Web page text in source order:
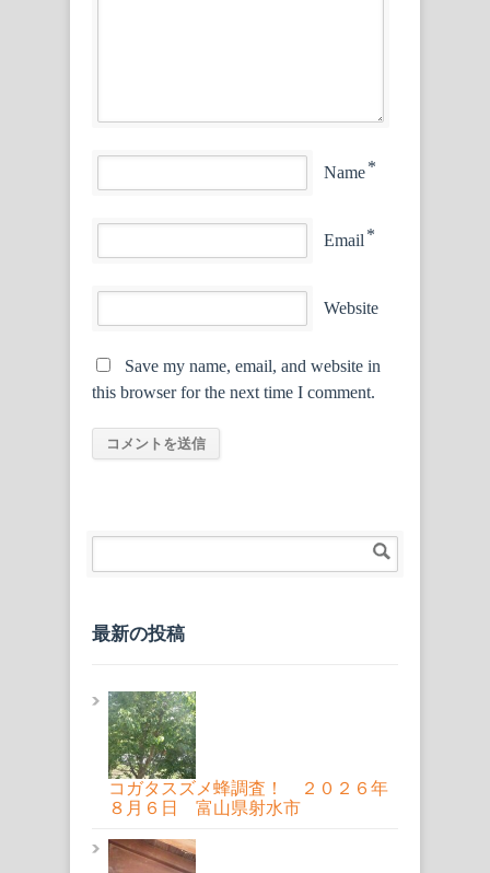
Name*
Email *
Website
Save my name, email, and website in
this browser for the next time I comment.
最新の投稿
コガタスズメ蜂調査！ ２０２６年
８月６日 富山県射水市